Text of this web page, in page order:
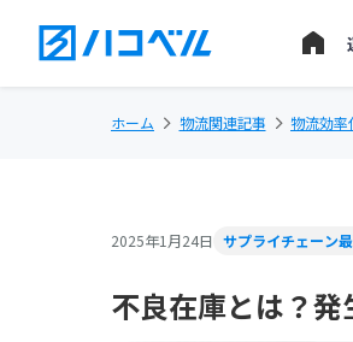
ホーム 物流関連記事 物流効率
2025年1月24日 サプライチェーン
不良在庫とは？